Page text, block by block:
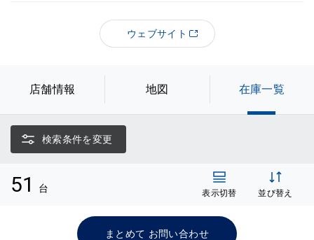
ウェブサイト
店舗情報 地図 在庫一覧
検索条件を変更
51 台 表示切替 並び替え
まとめて お問い合わせ